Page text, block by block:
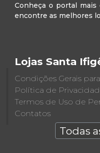
Conheça o portal
encontre as melhores
Lojas Santa
Condições Gerais
Política de
Termos de Uso de
Contatos
Todas